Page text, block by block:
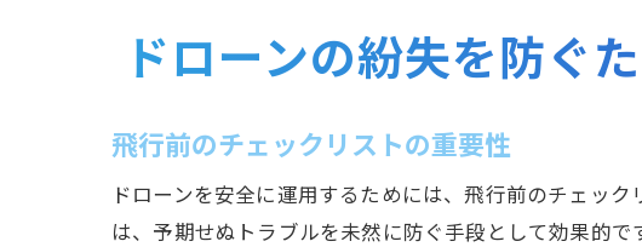
緊
GPS追
ドローンの紛失を防ぐ
飛行前のチェックリストの重要性
ドローンを安全に運用するためには、飛行前のチェッ
は、予期せぬトラブルを未然に防ぐ手段として効果的